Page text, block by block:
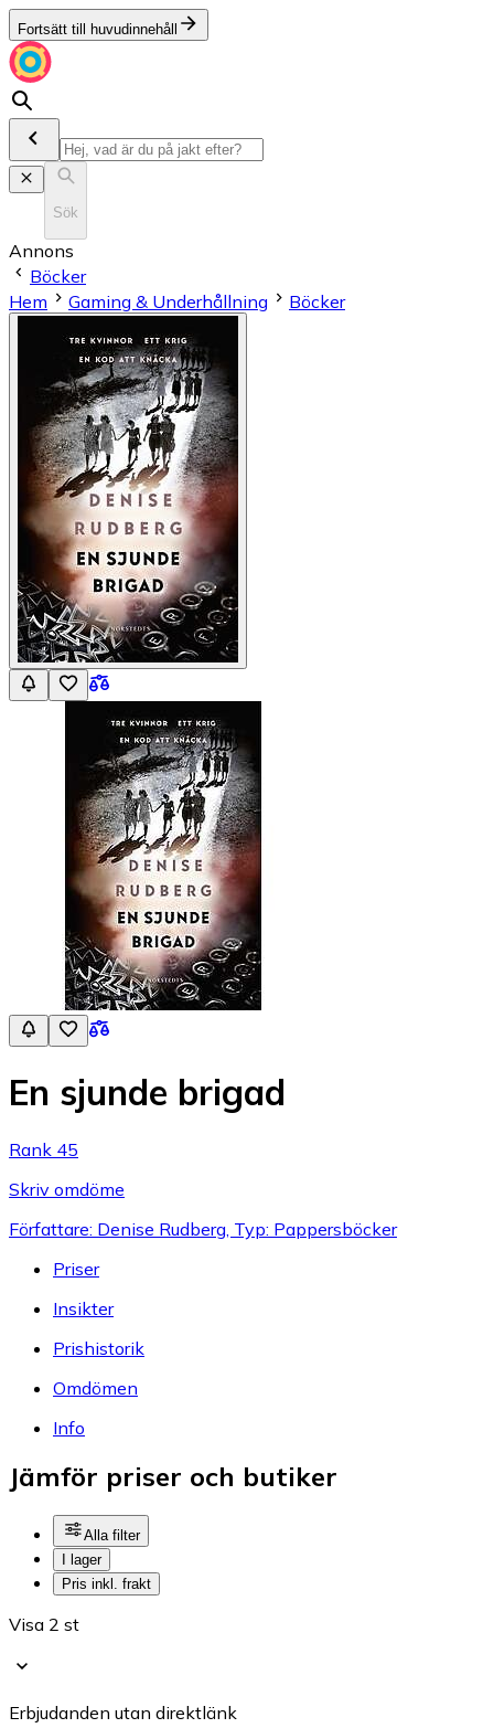
Fortsätt till huvudinnehåll
Sök
Annons
Böcker
Hem
Gaming & Underhållning Böcker
En sjunde brigad
Rank 45
Skriv omdöme
Författare: Denise Rudberg, Typ: Pappersböcker
Priser
Insikter
Prishistorik
Omdömen
Info
Jämför priser och butiker
Alla filter
I lager
Pris inkl. frakt
Visa 2 st
Erbjudanden utan direktlänk